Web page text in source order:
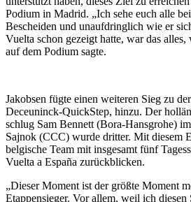
Podium in Madrid. „Ich sehe euch alle
Bescheiden und unaufdringlich wie er
Vuelta schon gezeigt hatte, war das
auf dem Podium sagte.
Jakobsen fügte einen weiteren Sieg zu
Deceuninck-QuickStep, hinzu. Der
schlug Sam Bennett (Bora-Hansgrohe)
Sajnok (CCC) wurde dritter. Mit diesem
belgische Team mit insgesamt fünf
Vuelta a España zurückblicken.
„Dieser Moment ist der größte Moment
Etappensieger. Vor allem, weil ich